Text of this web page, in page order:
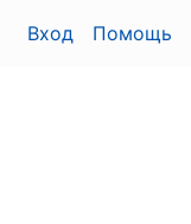
Вход Помощь